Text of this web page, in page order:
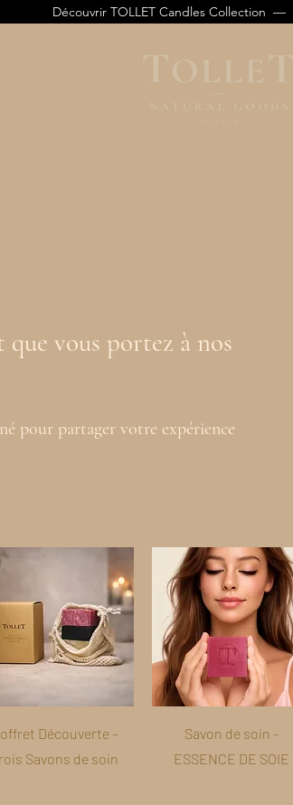
Découvrir TOLLET Candles Collection —
vous portez à nos
pour partager votre expérience
Découverte –
Savons de soin
Savon de soin -
ESSENCE DE SOIE